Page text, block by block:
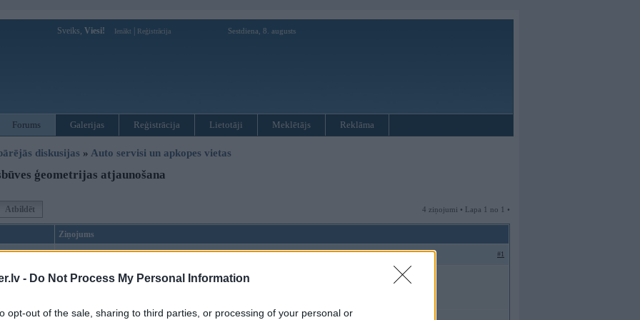
- Do Not Process My Personal Information
opt-out of the sale, sharing to third parties, or processing of your personal or
Sveiks, Viesi! Ienākt Reģistrācija Sestdiena, 8. augusts
Forums Galerijas Reģistrācija Lietotāji Meklētājs Reklāma
diskusijas » Auto servisi un apkopes vietas
ģeometrijas atjaunošana
Atbildēt 4 ziņojumi • Lapa 1 no 1 •
Ziņojums
#1
kads zin kadu labu servisu kur labi un nedargi izvilkt lonzheronu un sparnu?